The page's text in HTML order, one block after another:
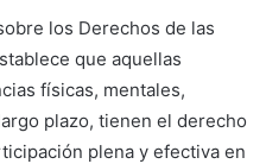
los Derechos de las
que aquellas
físicas, mentales,
plazo, tienen el derecho
plena y efectiva en